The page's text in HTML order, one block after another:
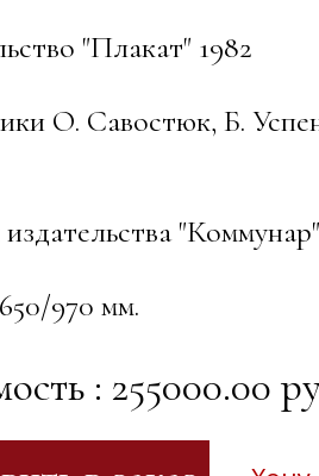
"Плакат" 1982
О. Савостюк, Б.
970 мм.
: 255000.00